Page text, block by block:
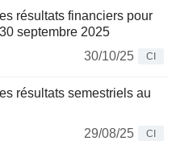
résultats financiers pour
septembre 2025
30/10/25
CI
résultats semestriels au
29/08/25
CI